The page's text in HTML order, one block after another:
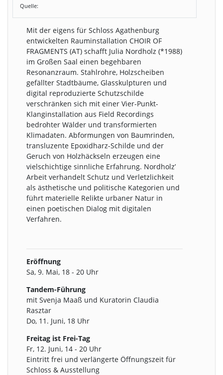
Quelle:
Mit der eigens für Schloss Agathenburg
entwickelten Rauminstallation CHOIR OF
FRAGMENTS (AT) schafft Julia Nordholz (*1988)
im Großen Saal einen begehbaren
Resonanzraum. Stahlrohre, Holzscheiben
gefällter Stadtbäume, Glasskulpturen und
digital reproduzierte Schutzschilde
verschränken sich mit einer Vier-Punkt-
Klanginstallation aus Field Recordings
bedrohter Wälder und transformierten
Klimadaten. Abformungen von Baumrinden,
transluzente Epoxidharz-Schilde und der
Geruch von Holzhäckseln erzeugen eine
vielschichtige sinnliche Erfahrung. Nordholz’
Arbeit verhandelt Schutz und Verletzlichkeit
als ästhetische und politische Kategorien und
führt materielle Relikte urbaner Natur in
einen poetischen Dialog mit digitalen
Verfahren.
Eröffnung
Sa, 9. Mai, 18 - 20 Uhr
Tandem-Führung
mit Svenja Maaß und Kuratorin Claudia
Rasztar
Do, 11. Juni, 18 Uhr
Freitag ist Frei-Tag
Fr, 12. Juni, 14 - 20 Uhr
Eintritt frei und verlängerte Öffnungszeit für
Schloss & Ausstellung